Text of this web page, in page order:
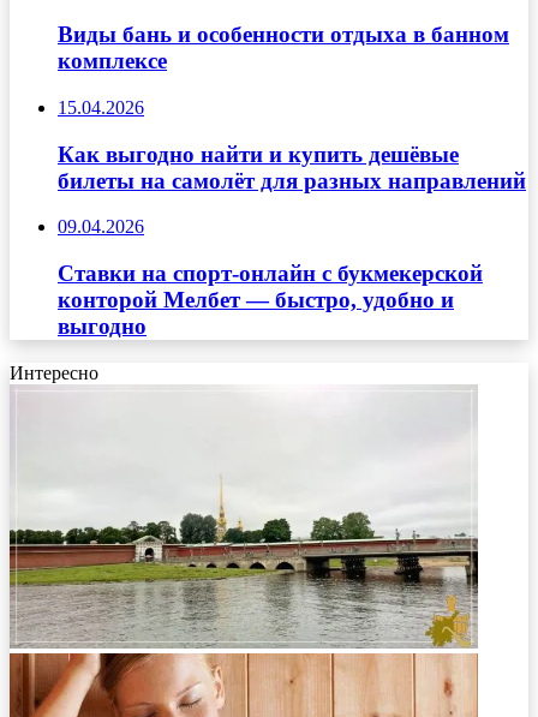
Виды бань и особенности отдыха в банном
комплексе
15.04.2026
Как выгодно найти и купить дешёвые
билеты на самолёт для разных направлений
09.04.2026
Ставки на спорт-онлайн с букмекерской
конторой Мелбет — быстро, удобно и
выгодно
Интересно